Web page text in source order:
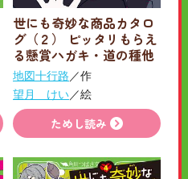
世にも奇妙な商品カタロ
グ（２） ピッタリもらえ
る懸賞ハガキ・道の種他
地図十行路／作
望月 けい／絵
ためし読み